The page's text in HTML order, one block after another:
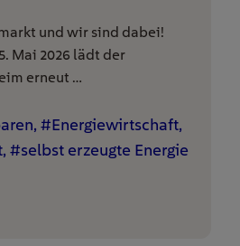
und wir sind dabei!
Mai 2026 lädt der
erneut …
#Energiewirtschaft,
#selbst erzeugte Energie